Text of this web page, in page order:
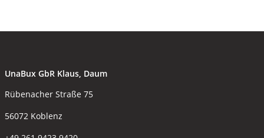
UnaBux GbR Klaus, Daum
Rübenacher Straße 75
56072 Koblenz